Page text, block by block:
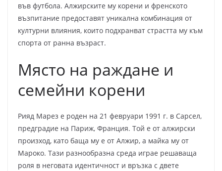
във футбола. Алжирските му корени и френското
възпитание предоставят уникална комбинация от
културни влияния, които подхранват страстта му към
спорта от ранна възраст.
Място на раждане и
семейни корени
Рияд Марез е роден на 21 февруари 1991 г. в Сарсел,
предградие на Париж, Франция. Той е от алжирски
произход, като баща му е от Алжир, а майка му от
Мароко. Тази разнообразна среда играе решаваща
роля в неговата идентичност и връзка с двете